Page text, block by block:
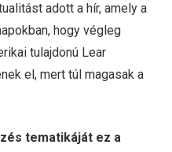
adott a hír, amely a
hogy végleg
tulajdonú Lear
el, mert túl magasak a
tematikáját ez a